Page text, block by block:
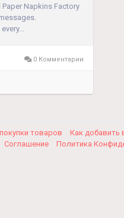
Napkins Factory
0 Комментарии
товаров Как добавить
Соглашение Политика